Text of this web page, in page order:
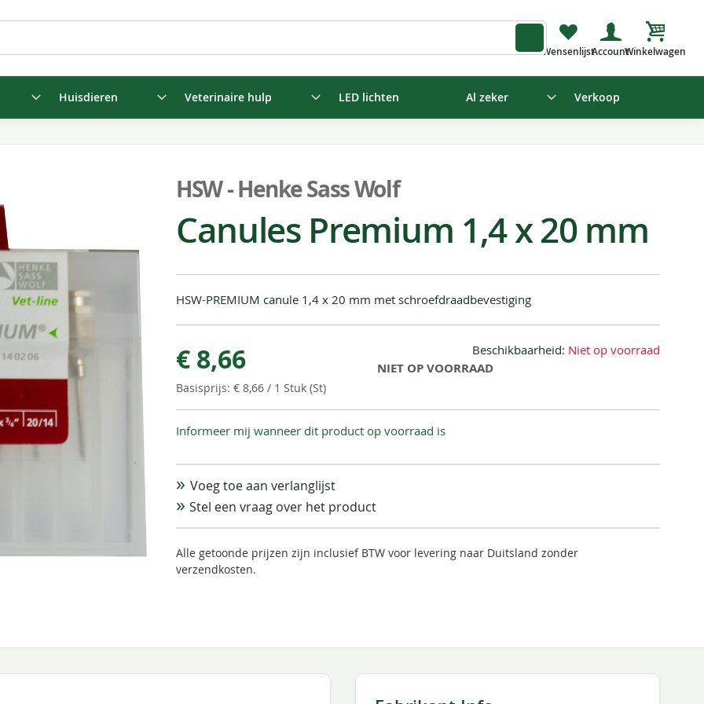
Huisdieren Veterinaire hulp LED lichten Al zeker Verkoop
HSW - Henke Sass Wolf
Canules Premium 1,4 x 20 mm
HSW-PREMIUM canule 1,4 x 20 mm met schroefdraadbevestiging
€ 8,66
€ 8,66 / 1 Stuk (St)
Beschikbaarheid: Niet op voorraad
NIET OP VOORRAAD
Informeer mij wanneer dit product op voorraad is
Voeg toe aan verlanglijst
Stel een vraag over het product
Alle getoonde prijzen zijn inclusief BTW voor levering naar Duitsland zonder
verzendkosten.